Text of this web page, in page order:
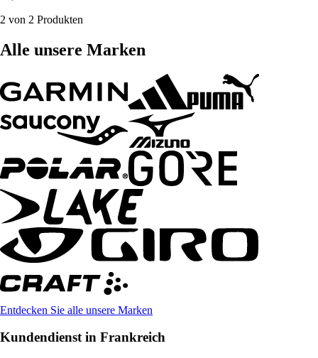
2 von 2 Produkten
Alle unsere Marken
Entdecken Sie alle unsere Marken
Kundendienst in Frankreich